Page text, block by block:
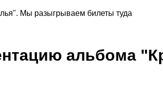
Мы разыгрываем билеты туда
альбома